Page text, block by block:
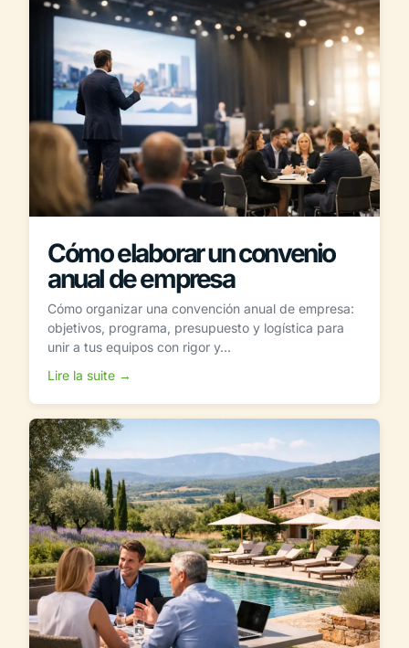
Cómo elaborar un convenio
anual de empresa
Cómo organizar una convención anual de empresa:
objetivos, programa, presupuesto y logística para
unir a tus equipos con rigor y...
Lire la suite →